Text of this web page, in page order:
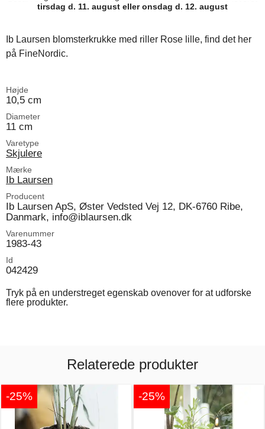
tirsdag d. 11. august eller onsdag d. 12. august
Ib Laursen blomsterkrukke med riller Rose lille, find det her
på FineNordic.
Højde
10,5 cm
Diameter
11 cm
Varetype
Skjulere
Mærke
Ib Laursen
Producent
Ib Laursen ApS, Øster Vedsted Vej 12, DK-6760 Ribe,
Danmark, info@iblaursen.dk
Varenummer
1983-43
Id
042429
Tryk på en understreget egenskab ovenover for at udforske
flere produkter.
Relaterede produkter
-25% -25%